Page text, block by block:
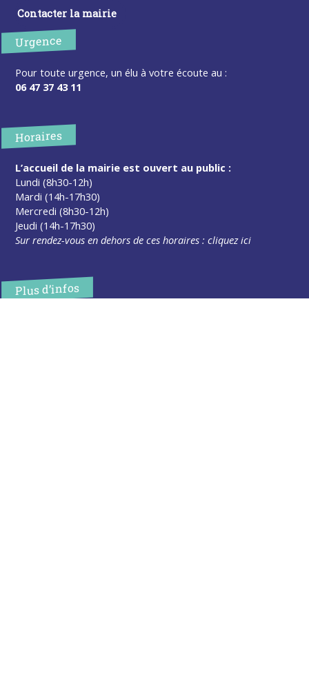
Contacter la mairie
Urgence
Pour toute urgence, un élu à votre écoute au :
06 47 37 43 11
Horaires
L’accueil de la mairie est ouvert au public :
Lundi (8h30-12h)
Mardi (14h-17h30)
Mercredi (8h30-12h)
Jeudi (14h-17h30)
Sur rendez-vous en dehors de ces horaires :cliquez ici
Plus d’infos